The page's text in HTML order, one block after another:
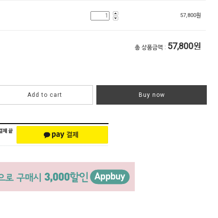
57,800원
총 상품금액 : 57,800원
Add to cart Buy now